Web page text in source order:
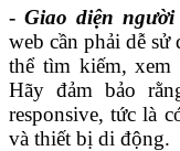
-Giao diện
web cần phải dễ
thể tìm kiếm, xem
Hãy đảm bảo
responsive, tức là
và thiết bị di động.